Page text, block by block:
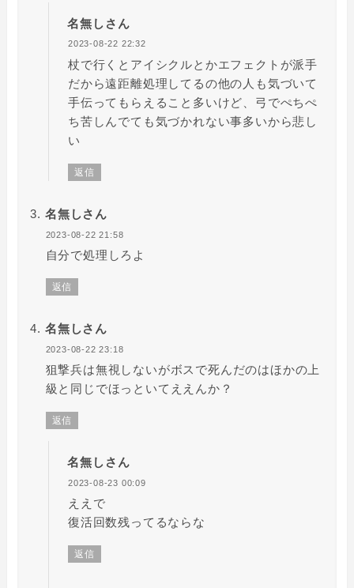
名無しさん
2023-08-22 22:32
杖で行くとアイシクルとかエフェクトが派手
だから遠距離処理してるの他の人も気づいて
手伝ってもらえること多いけど、弓でぺちぺ
ち苦しんでても気づかれない事多いから悲し
い
返信
名無しさん
2023-08-22 21:58
自分で処理しろよ
返信
名無しさん
2023-08-22 23:18
狙撃兵は無視しないがボスで死んだのはほかの上
級と同じでほっといてええんか？
返信
名無しさん
2023-08-23 00:09
ええで
復活回数残ってるならな
返信